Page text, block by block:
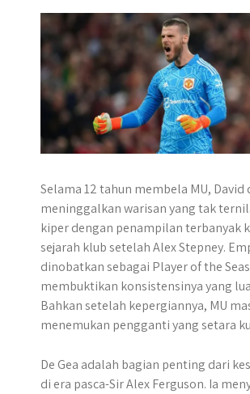
Selama 12 tahun membela MU, David
meninggalkan warisan yang tak
kiper dengan penampilan terbanyak
sejarah klub setelah Alex Stepney.
dinobatkan sebagai Player of the
membuktikan konsistensinya yang
Bahkan setelah kepergiannya, MU
menemukan pengganti yang setara
De Gea adalah bagian penting dari
di era pasca-Sir Alex Ferguson. Ia